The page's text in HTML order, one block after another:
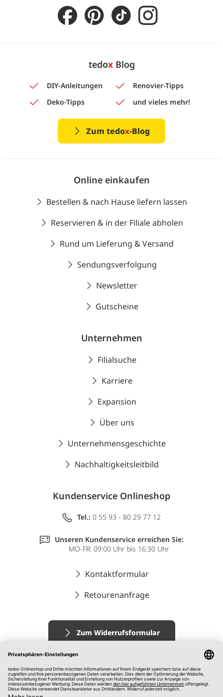
tedoxBlog
DIY-Anleitungen
Renovier-Tipps
Deko-Tipps
und vieles mehr!
Zum tedox-Blog
Online einkaufen
Bestellen & nach Hause liefern lassen
Reservieren & in der Filiale abholen
Rund um Lieferung & Versand
Sendungsverfolgung
Newsletter
Gutscheine
Unternehmen
Filialsuche
Karriere
Expansion
Über uns
Unternehmensgeschichte
Nachhaltigkeitsleitbild
Kundenservice Onlineshop
Tel.: 0 55 93 - 80 29 77 12
Unseren Kundenservice erreichen Sie:
MO-FR: 09:00 Uhr bis 16:30 Uhr
Kontaktformular
Retourenanfrage
Zum Widerrufsformular
Impressum
AGB